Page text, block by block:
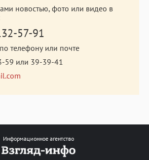
новостью, фото или видео в
57-91
телефону или почте
59 или 39-39-41
Информационное агентство